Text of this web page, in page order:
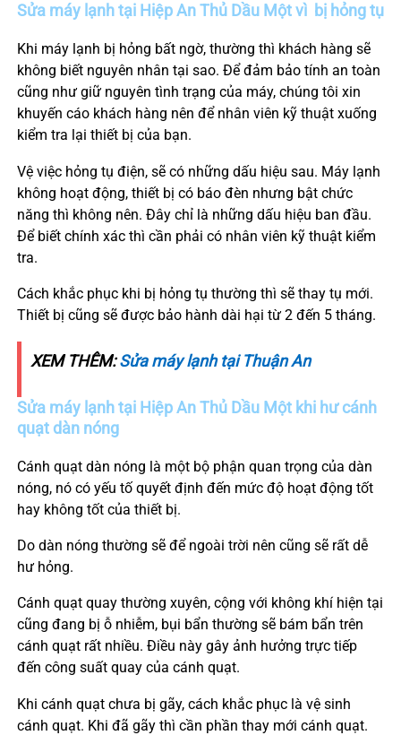
Sửa máy lạnh tại Hiệp AnThủ Dầu Một vì bị hỏng tụ
Khi máy lạnh bị hỏng bất ngờ, thường thì khách hàng sẽ
không biết nguyên nhân tại sao. Để đảm bảo tính an toàn
cũng như giữ nguyên tình trạng của máy, chúng tôi xin
khuyến cáo khách hàng nên để nhân viên kỹ thuật xuống
kiểm tra lại thiết bị của bạn.
Vệ việc hỏng tụ điện, sẽ có những dấu hiệu sau. Máy lạnh
không hoạt động, thiết bị có báo đèn nhưng bật chức
năng thì không nên. Đây chỉ là những dấu hiệu ban đầu.
Để biết chính xác thì cần phải có nhân viên kỹ thuật kiểm
tra.
Cách khắc phục khi bị hỏng tụ thường thì sẽ thay tụ mới.
Thiết bị cũng sẽ được bảo hành dài hại từ 2 đến 5 tháng.
XEM THÊM:Sửa máy lạnh tại Thuận An
Sửa máy lạnh tại Hiệp An Thủ Dầu Mộtkhi hư cánh
quạt dàn nóng
Cánh quạt dàn nóng là một bộ phận quan trọng của dàn
nóng, nó có yếu tố quyết định đến mức độ hoạt động tốt
hay không tốt của thiết bị.
Do dàn nóng thường sẽ để ngoài trời nên cũng sẽ rất dễ
hư hỏng.
Cánh quạt quay thường xuyên, cộng với không khí hiện tại
cũng đang bị ỗ nhiễm, bụi bẩn thường sẽ bám bẩn trên
cánh quạt rất nhiều. Điều này gây ảnh hưởng trực tiếp
đến công suất quay của cánh quạt.
Khi cánh quạt chưa bị gãy, cách khắc phục là vệ sinh
cánh quạt. Khi đã gãy thì cần phần thay mới cánh quạt.